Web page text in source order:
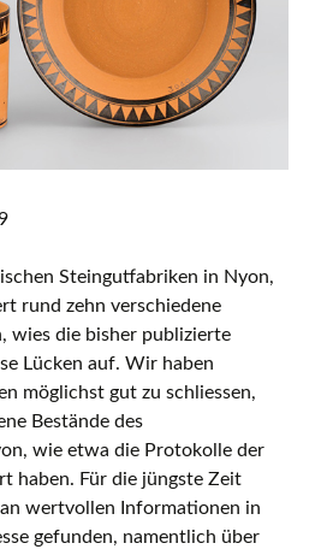
Steingutfabriken in Nyon,
rund zehn verschiedene
wies die bisher publizierte
Lücken auf. Wir haben
möglichst gut zu schliessen,
Bestände des
wie etwa die Protokolle der
haben. Für die jüngste Zeit
wertvollen Informationen in
gefunden, namentlich über